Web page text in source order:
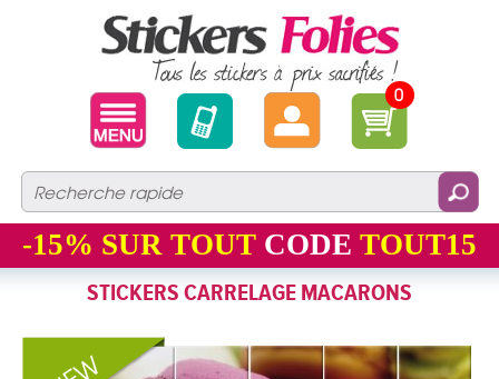
0
-15% SUR TOUT CODE TOUT15
STICKERS CARRELAGE MACARONS